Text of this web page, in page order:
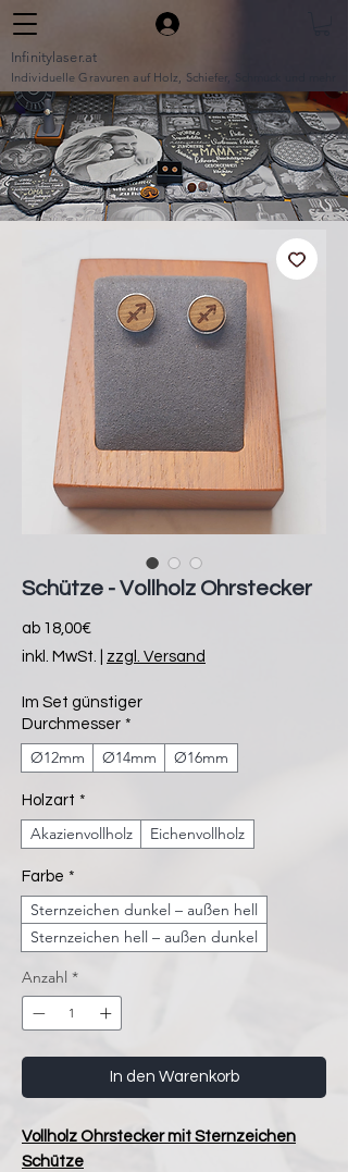
Infinitylaser.at
Individuelle Gravuren auf Holz, Schiefer, Schmuck und mehr
Schütze - Vollholz Ohrstecker
ab 18,00€Sale-
Preis
inkl. MwSt. zzgl. Versand
Im Set günstiger
Durchmesser *
Ø12mm Ø14mm Ø16mm
Holzart *
Akazienvollholz Eichenvollholz
Farbe *
Sternzeichen dunkel – außen hell
Sternzeichen hell – außen dunkel
Anzahl *
In den Warenkorb
Vollholz Ohrstecker mit Sternzeichen
Schütze